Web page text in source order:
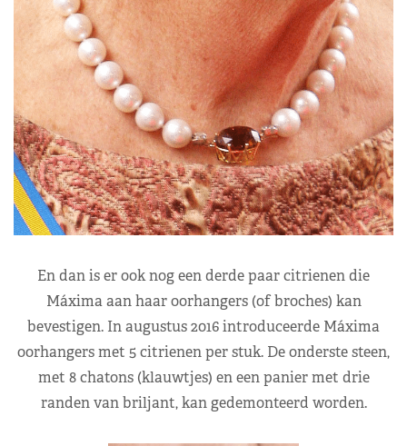
En dan is er ook nog een derde paar citrienen die
Máxima aan haar oorhangers (of broches) kan
bevestigen. In augustus 2016 introduceerde Máxima
oorhangers met 5 citrienen per stuk. De onderste steen,
met 8 chatons (klauwtjes) en een panier met drie
randen van briljant, kan gedemonteerd worden.